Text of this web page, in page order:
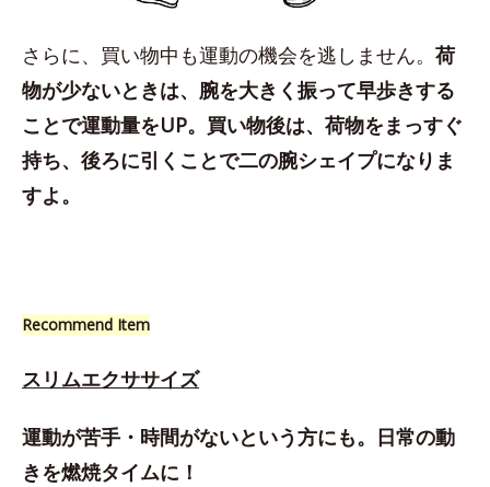
さらに、買い物中も運動の機会を逃しません。 荷
物が少ないときは、腕を大きく振って早歩きする
ことで運動量をUP。買い物後は、荷物をまっすぐ
持ち、後ろに引くことで二の腕シェイプになりま
すよ。
Recommend Item
スリムエクササイズ
運動が苦手・時間がないという方にも。日常の動
きを燃焼タイムに！